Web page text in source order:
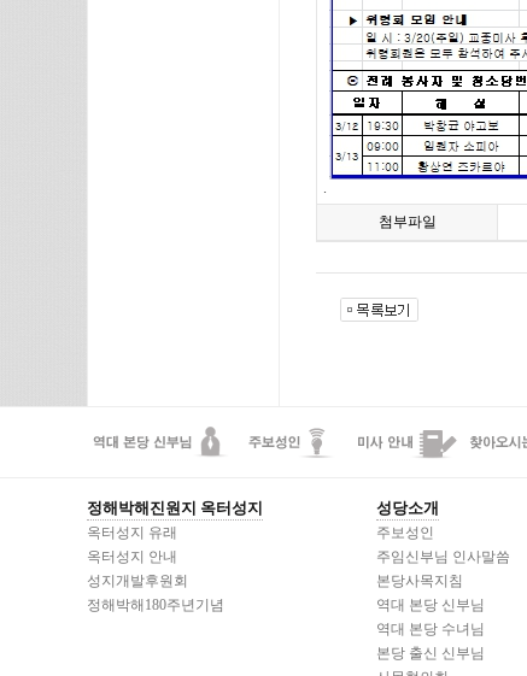
.
첨부파일
정해박해진원지 옥터성지
옥터성지 유래
옥터성지 안내
성지개발후원회
정해박해180주년기념
성당소개
주보성인
주임신부님 인사말씀
본당사목지침
역대 본당 신부님
역대 본당 수녀님
본당 출신 신부님